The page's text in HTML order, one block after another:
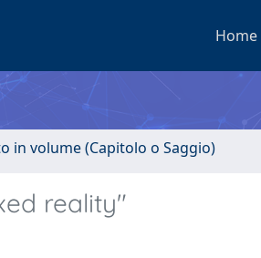
Home
in volume (Capitolo o Saggio)
reality"